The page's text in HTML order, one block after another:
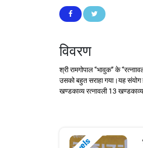
विवरण
श्री रामगोपाल ‘’भावुक’’ के
उसको बहुत सराहा गया।यह संयोग
खण्‍डकाव्‍य रत्‍नावली 13 खण्‍डकाव्‍य